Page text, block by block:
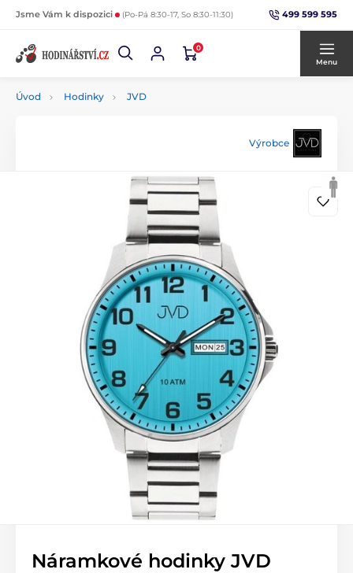
Jsme Vám k dispozici (Po-Pá 8:30-17, So 8:30-11:30) 499 599 595
0
Menu
Úvod Hodinky JVD
Výrobce
Náramkové hodinky JVD